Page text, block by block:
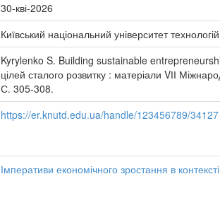
30-кві-2026
Київський національний університет
Kyrylenko S. Building sustainable
цілей сталого розвитку : матеріали VІІ
С. 305-308.
https://er.knutd.edu.ua/handle/123456789/34127
Імперативи економічного зростання в